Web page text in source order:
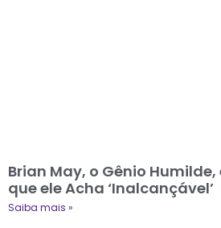
Brian May, o Gênio
que ele Acha ‘Inalcançável’
Saiba mais »